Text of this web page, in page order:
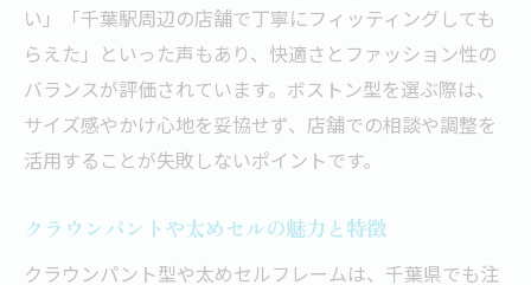
い」「千葉駅周辺の店舗で丁寧にフィッティングしても
らえた」といった声もあり、快適さとファッション性の
バランスが評価されています。ボストン型を選ぶ際は、
サイズ感やかけ心地を妥協せず、店舗での相談や調整を
活用することが失敗しないポイントです。
クラウンパントや太めセルの魅力と特徴
クラウンパント型や太めセルフレームは、千葉県でも注